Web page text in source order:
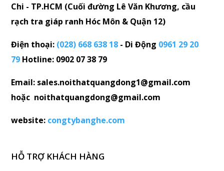
Chi - TP.HCM (Cuối đường Lê Văn Khương, cầu
rạch tra giáp ranh Hóc Môn & Quận 12)
Điện thoại: (028) 668 638 18 - Di Động 0961 29 20
79 Hotline: 0902 07 38 79
Email: sales.noithatquangdong1@gmail.com
hoặc noithatquangdong@gmail.com
website: congtybanghe.com
HỖ TRỢ KHÁCH HÀNG